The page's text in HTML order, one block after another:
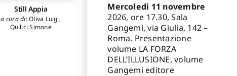
Still Appia
a cura di:Oliva Luigi,
Quilici Simone
Mercoledì 11 novembre
2026, ore 17.30, Sala
Gangemi, via Giulia, 142 –
Roma. Presentazione
volume LA FORZA
DELL’ILLUSIONE, volume
Gangemi editore